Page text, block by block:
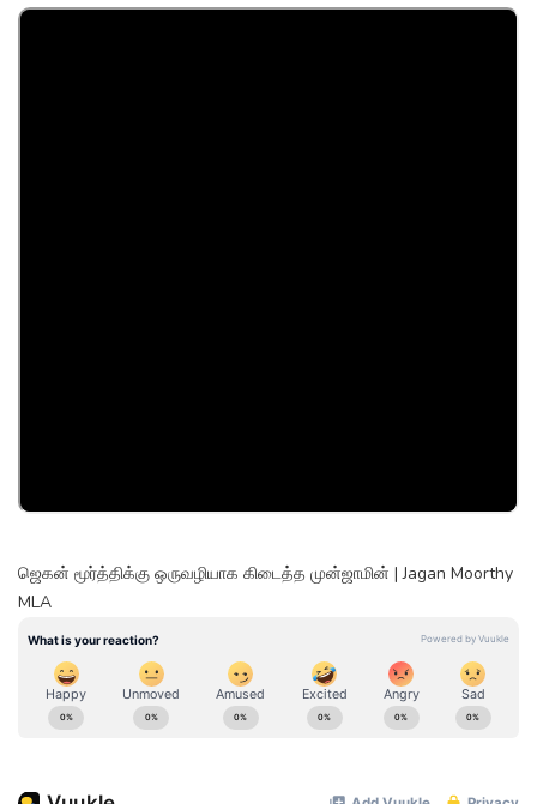
ஜெகன் மூர்த்திக்கு ஒருவழியாக கிடைத்த முன்ஜாமின் | Jagan Moorthy
MLA